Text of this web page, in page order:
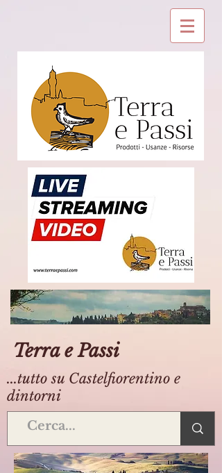
Terra e Passi
...tutto su Castelfiorentino e
dintorni